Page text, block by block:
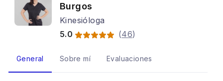
Burgos
Kinesióloga
5.0
(46)
General Sobre mí Evaluaciones